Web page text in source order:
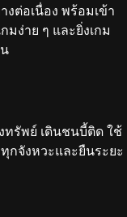
ต่อเนื่อง พร้อมเข้า
ง่าย ๆ และยิ่งเกม
ทรัพย์ เดินชนบี้ติด ใช้
กจังหวะและยืนระยะ